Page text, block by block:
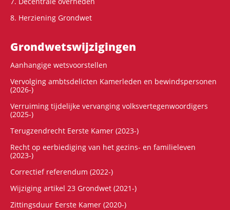
8. Herziening Grondwet
Grondwets­wijzigingen
Aanhangige wetsvoorstellen
Vervolging ambtsdelicten Kamerleden en bewindspersonen
(2026-)
Verruiming tijdelijke vervanging volksvertegenwoordigers
(2025-)
Terugzendrecht Eerste Kamer (2023-)
Recht op eerbiediging van het gezins- en familieleven
(2023-)
Correctief referendum (2022-)
Wijziging artikel 23 Grondwet (2021-)
Zittingsduur Eerste Kamer (2020-)